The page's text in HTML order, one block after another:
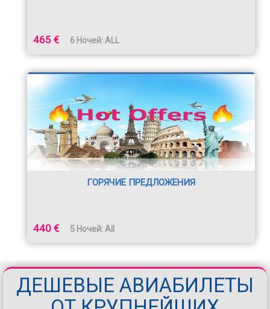
465 € 6 Ночей: ALL
ГОРЯЧИЕ ПРЕДЛОЖЕНИЯ
440 € 5 Ночей: All
ДЕШЕВЫЕ АВИАБИЛЕТЫ